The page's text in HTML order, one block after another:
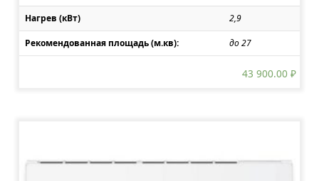
Нагрев (кВт) 2,9
Рекомендованная площадь (м.кв): до 27
43 900.00 ₽